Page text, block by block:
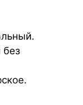
без